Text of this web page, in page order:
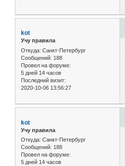
kot
Учу правила
Откуда: Санкт-Петербург
Сообщений: 188
Провел на форуме:
5 дней 14 часов
Последний визит:
2020-10-06 13:56:27
kot
Учу правила
Откуда: Санкт-Петербург
Сообщений: 188
Провел на форуме:
5 дней 14 часов